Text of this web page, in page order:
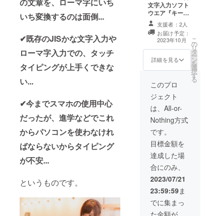
の文章を、ローマ字にいち
いち変換するのは面倒...
✔既存のJISかな文字入力や
ローマ字入力での、タッチ
タイピングが上手くできな
い...
✔今までスマホの使用中心
だったが、進学などでこれ
からパソコンを使わなけれ
ばならないからタイピング
が不安...
というものです。
文字入力ソフト
ウエア『キー＆
スワイプ』ダウ
ンロード（１年
間広告無し）＋
お礼のメール
支援者：2人
お届け予定：
2023年10月
詳細を見る
こ
の
リ
タ
ー
ン
を
選
択
す
る
このプロ
ジェクト
は、All-or-
Nothing方式
です。
目標金額を
達成した場
合にのみ、
2023/07/21
23:59:59ま
でに集まっ
た金額が